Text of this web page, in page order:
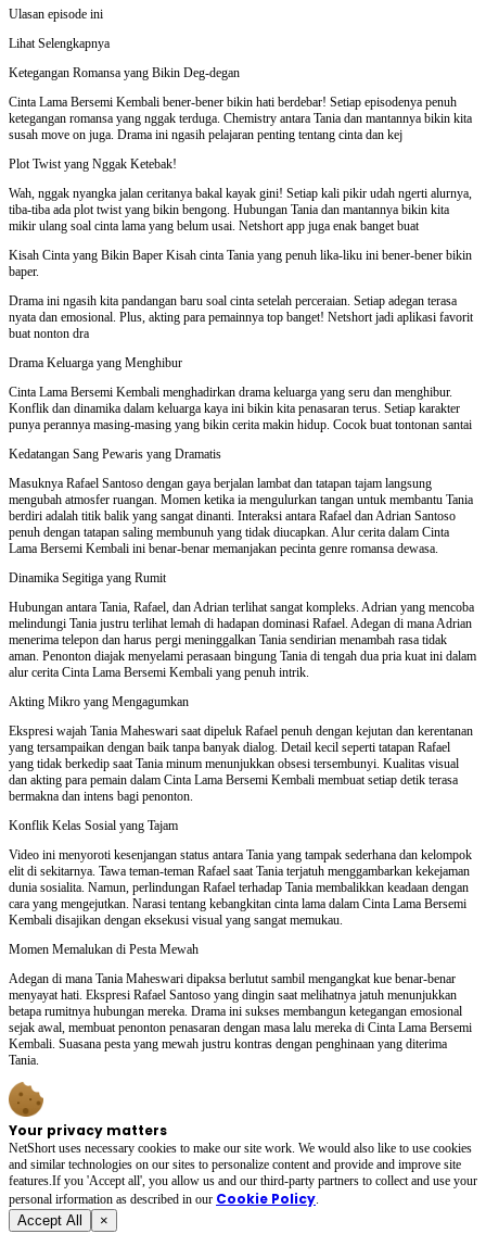
Ulasan episode ini
Lihat Selengkapnya
Ketegangan Romansa yang Bikin Deg-degan
Cinta Lama Bersemi Kembali bener-bener bikin hati berdebar! Setiap episodenya penuh
ketegangan romansa yang nggak terduga. Chemistry antara Tania dan mantannya bikin kita
susah move on juga. Drama ini ngasih pelajaran penting tentang cinta dan kej
Plot Twist yang Nggak Ketebak!
Wah, nggak nyangka jalan ceritanya bakal kayak gini! Setiap kali pikir udah ngerti alurnya,
tiba-tiba ada plot twist yang bikin bengong. Hubungan Tania dan mantannya bikin kita
mikir ulang soal cinta lama yang belum usai. Netshort app juga enak banget buat
Kisah Cinta yang Bikin Baper Kisah cinta Tania yang penuh lika-liku ini bener-bener bikin
baper.
Drama ini ngasih kita pandangan baru soal cinta setelah perceraian. Setiap adegan terasa
nyata dan emosional. Plus, akting para pemainnya top banget! Netshort jadi aplikasi favorit
buat nonton dra
Drama Keluarga yang Menghibur
Cinta Lama Bersemi Kembali menghadirkan drama keluarga yang seru dan menghibur.
Konflik dan dinamika dalam keluarga kaya ini bikin kita penasaran terus. Setiap karakter
punya perannya masing-masing yang bikin cerita makin hidup. Cocok buat tontonan santai
Kedatangan Sang Pewaris yang Dramatis
Masuknya Rafael Santoso dengan gaya berjalan lambat dan tatapan tajam langsung
mengubah atmosfer ruangan. Momen ketika ia mengulurkan tangan untuk membantu Tania
berdiri adalah titik balik yang sangat dinanti. Interaksi antara Rafael dan Adrian Santoso
penuh dengan tatapan saling membunuh yang tidak diucapkan. Alur cerita dalam Cinta
Lama Bersemi Kembali ini benar-benar memanjakan pecinta genre romansa dewasa.
Dinamika Segitiga yang Rumit
Hubungan antara Tania, Rafael, dan Adrian terlihat sangat kompleks. Adrian yang mencoba
melindungi Tania justru terlihat lemah di hadapan dominasi Rafael. Adegan di mana Adrian
menerima telepon dan harus pergi meninggalkan Tania sendirian menambah rasa tidak
aman. Penonton diajak menyelami perasaan bingung Tania di tengah dua pria kuat ini dalam
alur cerita Cinta Lama Bersemi Kembali yang penuh intrik.
Akting Mikro yang Mengagumkan
Ekspresi wajah Tania Maheswari saat dipeluk Rafael penuh dengan kejutan dan kerentanan
yang tersampaikan dengan baik tanpa banyak dialog. Detail kecil seperti tatapan Rafael
yang tidak berkedip saat Tania minum menunjukkan obsesi tersembunyi. Kualitas visual
dan akting para pemain dalam Cinta Lama Bersemi Kembali membuat setiap detik terasa
bermakna dan intens bagi penonton.
Konflik Kelas Sosial yang Tajam
Video ini menyoroti kesenjangan status antara Tania yang tampak sederhana dan kelompok
elit di sekitarnya. Tawa teman-teman Rafael saat Tania terjatuh menggambarkan kekejaman
dunia sosialita. Namun, perlindungan Rafael terhadap Tania membalikkan keadaan dengan
cara yang mengejutkan. Narasi tentang kebangkitan cinta lama dalam Cinta Lama Bersemi
Kembali disajikan dengan eksekusi visual yang sangat memukau.
Momen Memalukan di Pesta Mewah
Adegan di mana Tania Maheswari dipaksa berlutut sambil mengangkat kue benar-benar
menyayat hati. Ekspresi Rafael Santoso yang dingin saat melihatnya jatuh menunjukkan
betapa rumitnya hubungan mereka. Drama ini sukses membangun ketegangan emosional
sejak awal, membuat penonton penasaran dengan masa lalu mereka di Cinta Lama Bersemi
Kembali. Suasana pesta yang mewah justru kontras dengan penghinaan yang diterima
Tania.
Your privacy matters
NetShort uses necessary cookies to make our site work. We would also like to use cookies
and similar technologies on our sites to personalize content and provide and improve site
features.If you 'Accept all', you allow us and our third-party partners to collect and use your
personal irformation as described in our Cookie Policy.
Accept All ×